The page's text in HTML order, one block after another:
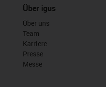
Über igus
Über uns
Team
Karriere
Presse
Messe